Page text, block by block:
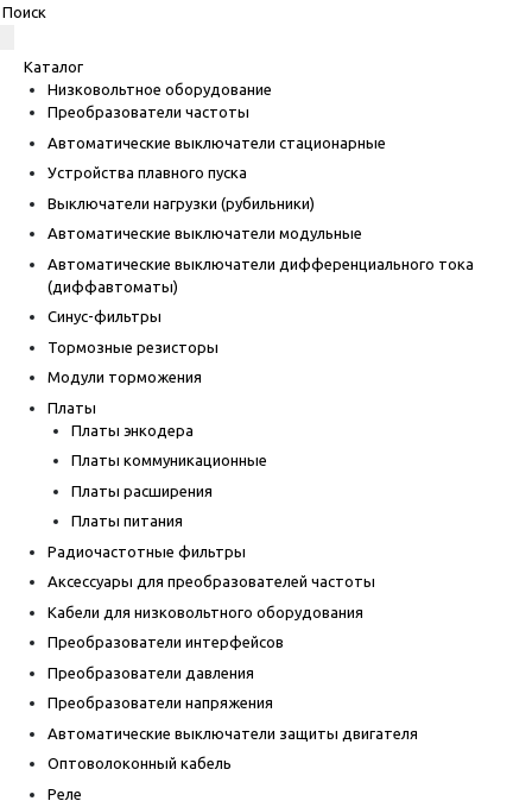
Каталог
Низковольтное оборудование
Преобразователи частоты
Автоматические выключатели стационарные
Устройства плавного пуска
Выключатели нагрузки (рубильники)
Автоматические выключатели модульные
Автоматические выключатели дифференциального тока
(диффавтоматы)
Синус-фильтры
Тормозные резисторы
Модули торможения
Платы
Платы энкодера
Платы коммуникационные
Платы расширения
Платы питания
Радиочастотные фильтры
Аксессуары для преобразователей частоты
Кабели для низковольтного оборудования
Преобразователи интерфейсов
Преобразователи давления
Преобразователи напряжения
Автоматические выключатели защиты двигателя
Оптоволоконный кабель
Реле